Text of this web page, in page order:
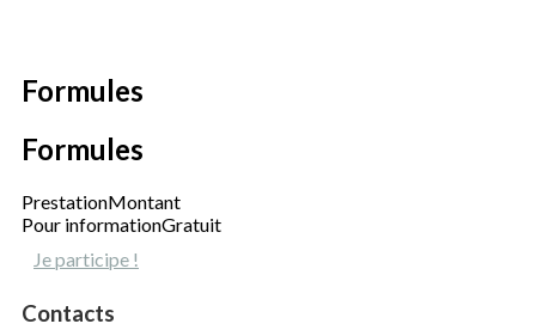
Formules
Formules
PrestationMontant
Pour informationGratuit
Je participe !
Contacts